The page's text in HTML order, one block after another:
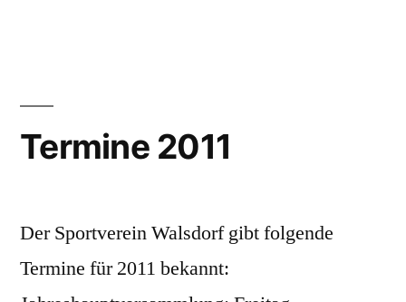
Termine 2011
Der Sportverein Walsdorf gibt folgende
Termine für 2011 bekannt: